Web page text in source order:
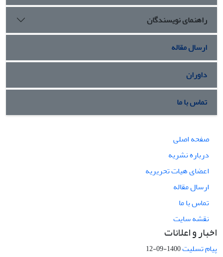
راهنمای نویسندگان
ارسال مقاله
داوران
تماس با ما
صفحه اصلی
درباره نشریه
اعضای هیات تحریریه
ارسال مقاله
تماس با ما
نقشه سایت
اخبار و اعلانات
پیام تسلیت1400-09-12